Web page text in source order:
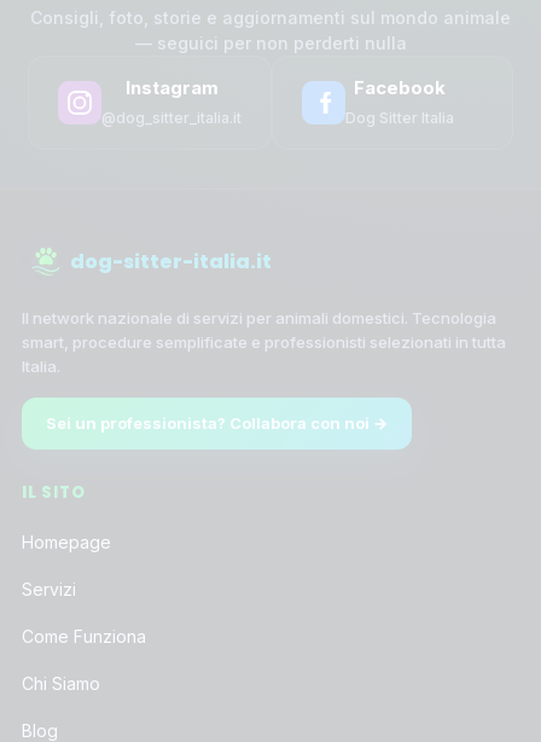
Consigli, foto, storie e aggiornamenti sul mondo animale
— seguici per non perderti nulla
Instagram
@dog_sitter_italia.it
Facebook
Dog Sitter Italia
dog-sitter-italia.it
Il network nazionale di servizi per animali domestici. Tecnologia
smart, procedure semplificate e professionisti selezionati in tutta
Italia.
Sei un professionista? Collabora con noi →
IL SITO
Homepage
Servizi
Come Funziona
Chi Siamo
Blog